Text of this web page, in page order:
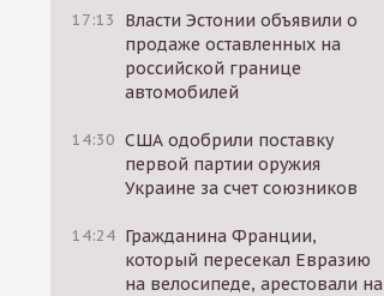
17:13
Власти Эстонии объявили о
продаже оставленных на
российской границе
автомобилей
14:30 США одобрили поставку
первой партии оружия
Украине за счет союзников
14:24 Гражданина Франции,
который пересекал Евразию
на велосипеде, арестовали на